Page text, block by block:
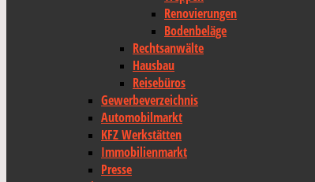
Renovierungen
Bodenbeläge
Rechtsanwälte
Hausbau
Reisebüros
Gewerbeverzeichnis
Automobilmarkt
KFZ Werkstätten
Immobilienmarkt
Presse